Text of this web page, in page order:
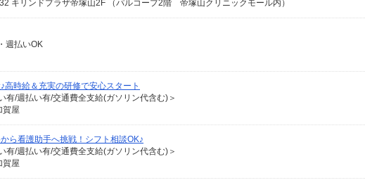
キリンドプラザ帝塚山2F （パルコープ2階 帝塚山クリニックモール内）
週払いOK
時給＆充実の研修で安心スタート
/週払い有/交通費全支給(ガソリン代含む)＞
賀屋
ら看護助手へ挑戦！シフト相談OK♪
/週払い有/交通費全支給(ガソリン代含む)＞
賀屋